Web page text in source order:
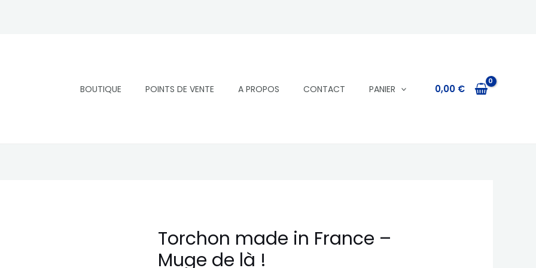
BOUTIQUE POINTS DE VENTE A PROPOS CONTACT PANIER 0,00 €
Torchon made in France –
Muge de là !
quantité
de